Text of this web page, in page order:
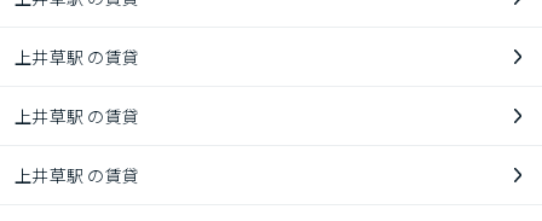
上井草駅 の賃貸
上井草駅 の賃貸
上井草駅 の賃貸